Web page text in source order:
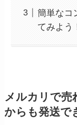
簡単なコ
てみよう
メルカリで売
からも発送で